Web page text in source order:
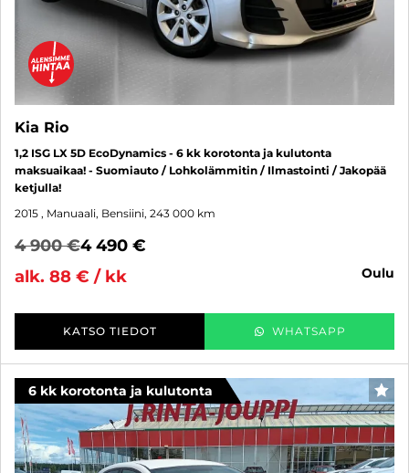
Kia Rio
1,2 ISG LX 5D EcoDynamics - 6 kk korotonta ja kulutonta
maksuaikaa! - Suomiauto / Lohkolämmitin / Ilmastointi / Jakopää
ketjulla!
2015 , Manuaali, Bensiini, 243 000 km
4 900 €4 490 €
alk. 88 € / kk
oulu
KATSO TIEDOT WHATSAPP
6 kk korotonta ja kulutonta